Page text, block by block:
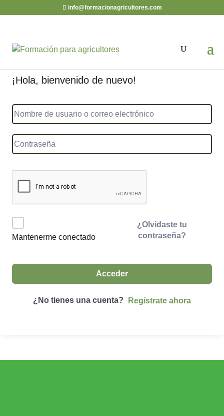
info@formacionagricultores.com
¡Hola, bienvenido de nuevo!
Mantenerme conectado
¿Olvidaste tu
contraseña?
Acceder
¿No tienes una cuenta? Regístrate ahora